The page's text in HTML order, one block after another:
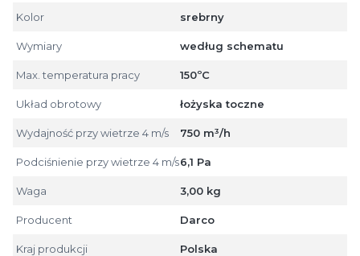
Kolor srebrny
Wymiary według schematu
Max. temperatura pracy 150ºC
Układ obrotowy łożyska toczne
Wydajność przy wietrze 4 m/s 750 m³/h
Podciśnienie przy wietrze 4 m/s6,1 Pa
Waga 3,00 kg
Producent Darco
Kraj produkcji Polska